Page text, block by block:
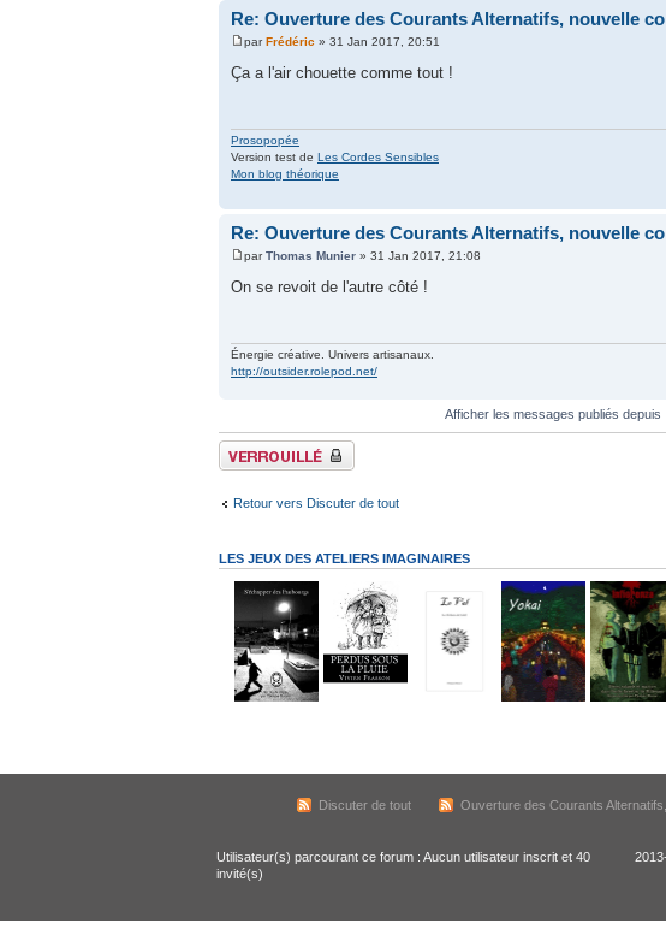
Re: Ouverture des Courants Alternatifs, nouvelle
parFrédéric » 31 Jan 2017, 20:51
Ça a l'air chouette comme tout !
Prosopopée
Version test de Les Cordes Sensibles
Mon blog théorique
Re: Ouverture des Courants Alternatifs, nouvelle
parThomas Munier » 31 Jan 2017, 21:08
On se revoit de l'autre côté !
Énergie créative. Univers artisanaux.
http://outsider.rolepod.net/
Afficher les messages publiés depuis :
Sujet verrouillé
Retour vers Discuter de tout
LES JEUX DES ATELIERS IMAGINAIRES
Discuter de tout Ouverture des Courants
Utilisateur(s) parcourant ce forum : Aucun utilisateur inscrit et 40
invité(s)